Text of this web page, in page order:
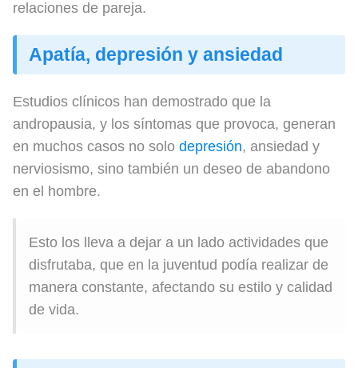
relaciones de pareja.
Apatía, depresión y ansiedad
Estudios clínicos han demostrado que la
andropausia, y los síntomas que provoca, generan
en muchos casos no solo depresión, ansiedad y
nerviosismo, sino también un deseo de abandono
en el hombre.
Esto los lleva a dejar a un lado actividades que
disfrutaba, que en la juventud podía realizar de
manera constante, afectando su estilo y calidad
de vida.